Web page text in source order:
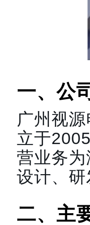
一、公
广州视
立于
营业务
设计、
二、主